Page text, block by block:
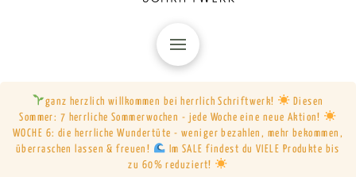
ganz herzlich willkommen bei herrlich Schriftwerk!
Diesen
Sommer: 7 herrliche Sommerwochen - jede Woche eine neue Aktion!
WOCHE 6: die herrliche Wundertüte - weniger bezahlen, mehr bekommen,
überraschen lassen & freuen!
Im SALE findest du VIELE Produkte bis
zu 60% reduziert!